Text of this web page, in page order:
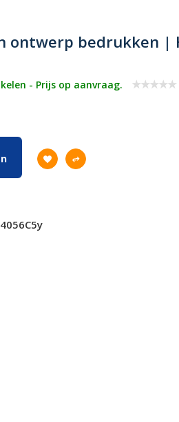
ontwerp bedrukken |
- Prijs op aanvraag.